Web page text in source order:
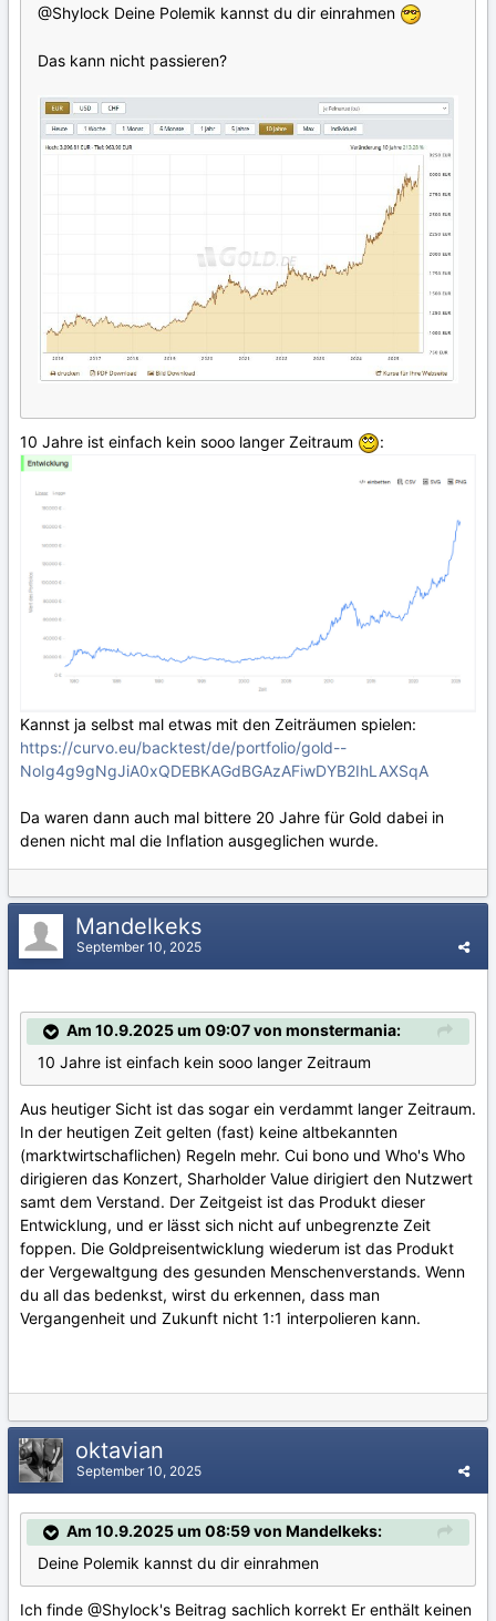
@Shylock Deine Polemik kannst du dir einrahmen
Das kann nicht passieren?
10 Jahre ist einfach kein sooo langer Zeitraum :
Kannst ja selbst mal etwas mit den Zeiträumen spielen:
https://curvo.eu/backtest/de/portfolio/gold--
NoIg4g9gNgJiA0xQDEBKAGdBGAzAFiwDYB2IhLAXSqA
Da waren dann auch mal bittere 20 Jahre für Gold dabei in
denen nicht mal die Inflation ausgeglichen wurde.
Mandelkeks
September 10, 2025
Am 10.9.2025 um 09:07 von monstermania:
10 Jahre ist einfach kein sooo langer Zeitraum
Aus heutiger Sicht ist das sogar ein verdammt langer Zeitraum.
In der heutigen Zeit gelten (fast) keine altbekannten
(marktwirtschaflichen) Regeln mehr. Cui bono und Who's Who
dirigieren das Konzert, Sharholder Value dirigiert den Nutzwert
samt dem Verstand. Der Zeitgeist ist das Produkt dieser
Entwicklung, und er lässt sich nicht auf unbegrenzte Zeit
foppen. Die Goldpreisentwicklung wiederum ist das Produkt
der Vergewaltgung des gesunden Menschenverstands. Wenn
du all das bedenkst, wirst du erkennen, dass man
Vergangenheit und Zukunft nicht 1:1 interpolieren kann.
oktavian
September 10, 2025
Am 10.9.2025 um 08:59 von Mandelkeks:
Deine Polemik kannst du dir einrahmen
Ich finde @Shylock's Beitrag sachlich korrekt Er enthält keinen